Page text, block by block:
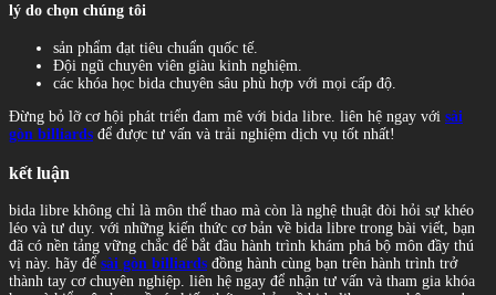
lý do chọn chúng tôi
sản phẩm đạt tiêu chuẩn quốc tế.
Đội ngũ chuyên viên giàu kinh nghiệm.
các khóa học bida chuyên sâu phù hợp với mọi cấp độ.
Đừng bỏ lỡ cơ hội phát triển đam mê với bida libre. liên hệ ngay với sài
gòn billiards để được tư vấn và trải nghiệm dịch vụ tốt nhất!
kết luận
bida libre không chỉ là môn thể thao mà còn là nghệ thuật đòi hỏi sự khéo
léo và tư duy. với những kiến thức cơ bản về bida libre trong bài viết, bạn
đã có nền tảng vững chắc để bắt đầu hành trình khám phá bộ môn đầy thú
vị này. hãy để sài gòn billiards đồng hành cùng bạn trên hành trình trở
thành tay cơ chuyên nghiệp. liên hệ ngay để nhận tư vấn và tham gia khóa